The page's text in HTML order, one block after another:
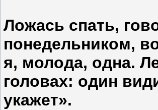
Ложась спать,
понедельником,
я, молода, одна.
головах: один
укажет».